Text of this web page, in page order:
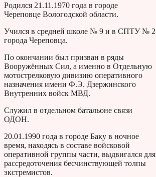
Родился 21.11.1970 года в городе
Череповце Вологодской области.
Учился в средней школе № 9 и в СПТУ № 2
города Череповца.
По окончании был призван в ряды
Вооружённых Сил, а именно в Отдельную
мотострелковую дивизию оперативного
назначения имени Ф.Э. Дзержинского
Внутренних войск МВД.
Служил в отдельном батальоне связи
ОДОН.
20.01.1990 года в городе Баку в ночное
время, находясь в составе войсковой
оперативной группы части, выдвигался для
рассредоточения бесчинствующей толпы
экстремистов.